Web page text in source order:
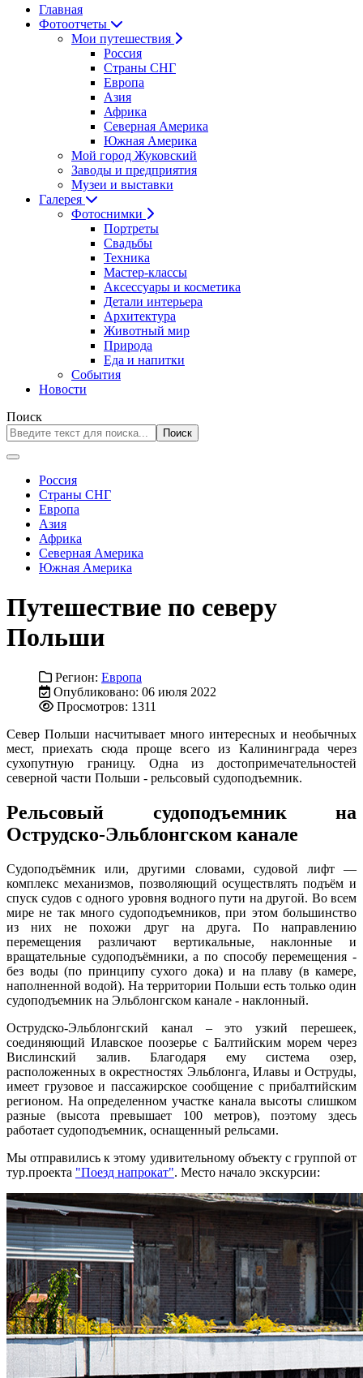
Главная
Фотоотчеты
Мои путешествия
Россия
Страны СНГ
Европа
Азия
Африка
Северная Америка
Южная Америка
Мой город Жуковский
Заводы и предприятия
Музеи и выставки
Галерея
Фотоснимки
Портреты
Свадьбы
Техника
Мастер-классы
Аксессуары и косметика
Детали интерьера
Архитектура
Животный мир
Природа
Еда и напитки
События
Новости
Поиск
Поиск
Россия
Страны СНГ
Европа
Азия
Африка
Северная Америка
Южная Америка
Путешествие по северу
Польши
Регион: Европа
Опубликовано: 06 июля 2022
Просмотров: 1311
Север Польши насчитывает много интересных и необычных
мест, приехать сюда проще всего из Калининграда через
сухопутную границу. Одна из достопримечательностей
северной части Польши - рельсовый судоподъемник.
Рельсовый судоподъемник на
Острудско-Эльблонгском канале
Судоподъёмник или, другими словами, судовой лифт —
комплекс механизмов, позволяющий осуществлять подъём и
спуск судов с одного уровня водного пути на другой. Во всем
мире не так много судоподъемников, при этом большинство
из них не похожи друг на друга. По направлению
перемещения различают вертикальные, наклонные и
вращательные судоподъёмники, а по способу перемещения -
без воды (по принципу сухого дока) и на плаву (в камере,
наполненной водой). На территории Польши есть только один
судоподъемник на Эльблонгском канале - наклонный.
Острудско-Эльблонгский канал – это узкий перешеек,
соединяющий Илавское поозерье с Балтийским морем через
Вислинский залив. Благодаря ему система озер,
расположенных в окрестностях Эльблонга, Илавы и Оструды,
имеет грузовое и пассажирское сообщение с прибалтийским
регионом. На определенном участке канала высоты слишком
разные (высота превышает 100 метров), поэтому здесь
работает судоподъемник, оснащенный рельсами.
Мы отправились к этому удивительному объекту с группой от
тур.проекта "Поезд напрокат". Место начало экскурсии: